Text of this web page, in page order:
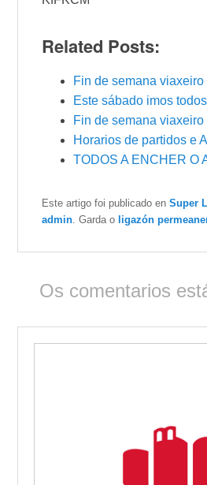
Related Posts:
Fin de semana viaxeiro
Este sábado imos
Fin de semana viaxeiro
Horarios de partidos e
TODOS A ENCHER O
Este artigo foi publicado enSuper
admin . Garda o ligazón
Os comentarios